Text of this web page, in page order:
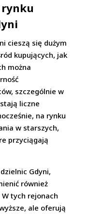
cieszą się dużym
kupujących, jak
można
szczególnie w
liczne
na rynku
w starszych,
przyciągają
Gdyni,
również
W tych rejonach
ale oferują